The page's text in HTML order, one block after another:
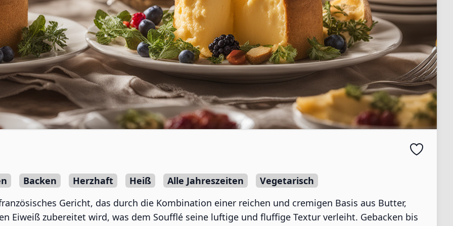
Backen Herzhaft Heiß Alle Jahreszeiten
Vegetarisch
Gericht, das durch die Kombination einer reichen und cremigen Basis aus Butter,
Eiweiß zubereitet wird, was dem Soufflé seine luftige und fluffige Textur verleiht. Gebacken bis